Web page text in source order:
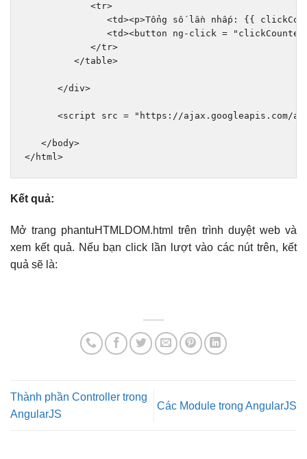
<tr>
<td><p>Tổng số lần nhấp: {{
<td><button
ng-click =
</tr>
</table>
</div>
<script src = "https://ajax.googleapis.com/
</body>
</html>
Kết quả:
Mở trang phantuHTMLDOM.html trên trình duyệt web và
xem kết quả. Nếu bạn click lần lượt vào các nút trên, kết
quả sẽ là:
Thành phần Controller trong
AngularJS
Các Module trong AngularJS